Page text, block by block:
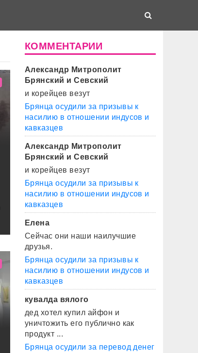
КОММЕНТАРИИ
Александр Митрополит
Брянский и Севский
и корейцев везут
Брянца осудили за призывы к
насилию в отношении индусов и
кавказцев
Александр Митрополит
Брянский и Севский
и корейцев везут
Брянца осудили за призывы к
насилию в отношении индусов и
кавказцев
Елена
Сейчас они наши наилучшие
друзья.
Брянца осудили за призывы к
насилию в отношении индусов и
кавказцев
кувалда вялого
дед хотел купил айфон и
уничтожить его публично как
продукт ...
Брянца осудили за перевод денег